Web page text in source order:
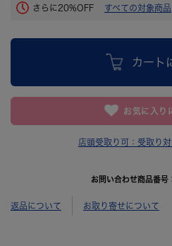
さらに20%OFF すべての対象商品
カート
お気に入り
店頭受取り可： 受取り
お問い合わせ商品番号
返品について お取り寄せについて